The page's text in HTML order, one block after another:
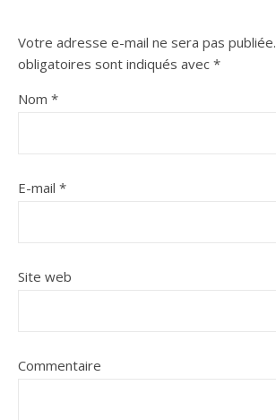
Votre adresse e-mail ne sera pas publiée.
obligatoires sont indiqués avec *
Nom *
E-mail *
Site web
Commentaire